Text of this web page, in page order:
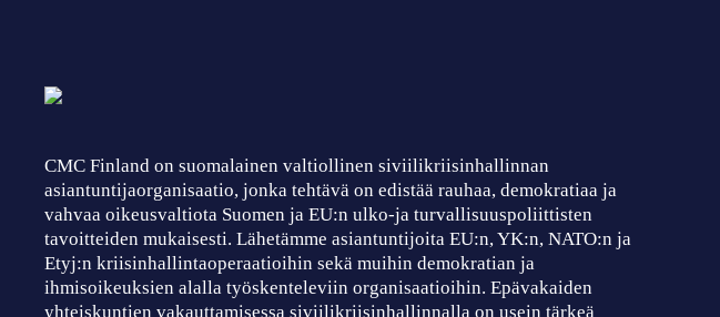
CMC Finland on suomalainen valtiollinen siviilikriisinhallinnan
asiantuntijaorganisaatio, jonka tehtävä on edistää rauhaa, demokratiaa ja
vahvaa oikeusvaltiota Suomen ja EU:n ulko-ja turvallisuuspoliittisten
tavoitteiden mukaisesti. Lähetämme asiantuntijoita EU:n, YK:n, NATO:n ja
Etyj:n kriisinhallintaoperaatioihin sekä muihin demokratian ja
ihmisoikeuksien alalla työskenteleviin organisaatioihin. Epävakaiden
yhteiskuntien vakauttamisessa siviilikriisinhallinnalla on usein tärkeä